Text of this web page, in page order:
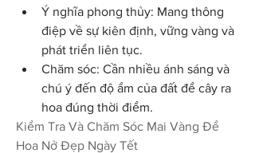
Ý nghĩa phong thủy: Mang thông
điệp về sự kiên định, vững vàng và
phát triển liên tục.
Chăm sóc: Cần nhiều ánh sáng và
chú ý đến độ ẩm của đất để cây ra
hoa đúng thời điểm.
Kiểm Tra Và Chăm Sóc Mai Vàng Để
Hoa Nở Đẹp Ngày Tết